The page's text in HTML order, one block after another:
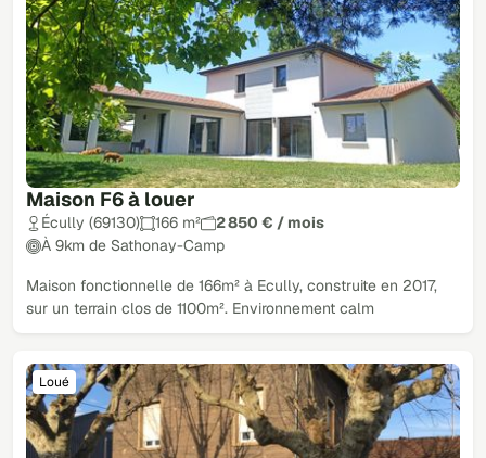
Maison F6 à louer
Écully (69130) 166 m²
2 850 € / mois
À 9km de Sathonay-Camp
Maison fonctionnelle de 166m² à Ecully, construite en 2017,
sur un terrain clos de 1100m². Environnement calm
Loué